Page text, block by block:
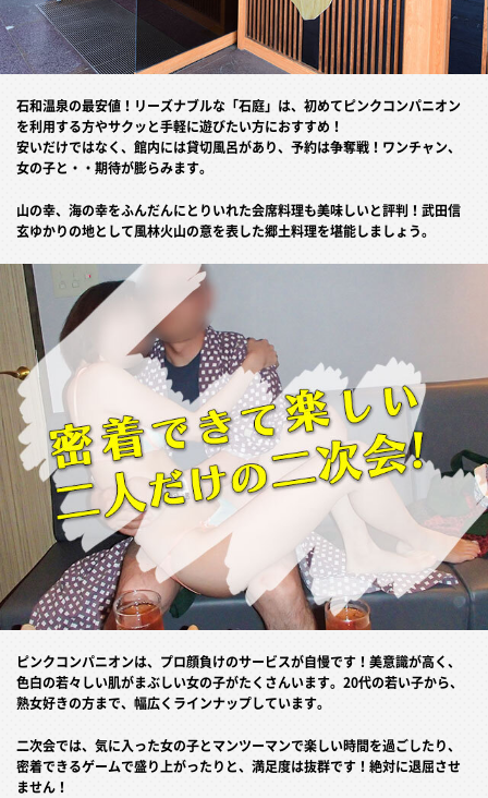
石和温泉の最安値！リーズナブルな「石庭」は、初めてピンクコンパニオン
を利用する方やサクッと手軽に遊びたい方におすすめ！
安いだけではなく、館内には貸切風呂があり、予約は争奪戦！ワンチャン、
女の子と・・期待が膨らみます。
山の幸、海の幸をふんだんにとりいれた会席料理も美味しいと評判！武田信
玄ゆかりの地として風林火山の意を表した郷土料理を堪能しましょう。
ピンクコンパニオンは、プロ顔負けのサービスが自慢です！美意識が高く、
色白の若々しい肌がまぶしい女の子がたくさんいます。20代の若い子から、
熟女好きの方まで、幅広くラインナップしています。
二次会では、気に入った女の子とマンツーマンで楽しい時間を過ごしたり、
密着できるゲームで盛り上がったりと、満足度は抜群です！絶対に退屈させ
ません！